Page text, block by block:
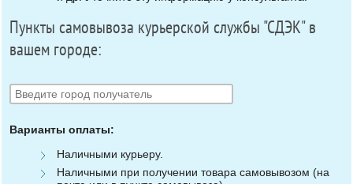
Пункты самовывоза курьерской службы "СДЭК" в
вашем городе:
Варианты оплаты:
Наличными курьеру.
Наличными при получении товара самовывозом (на